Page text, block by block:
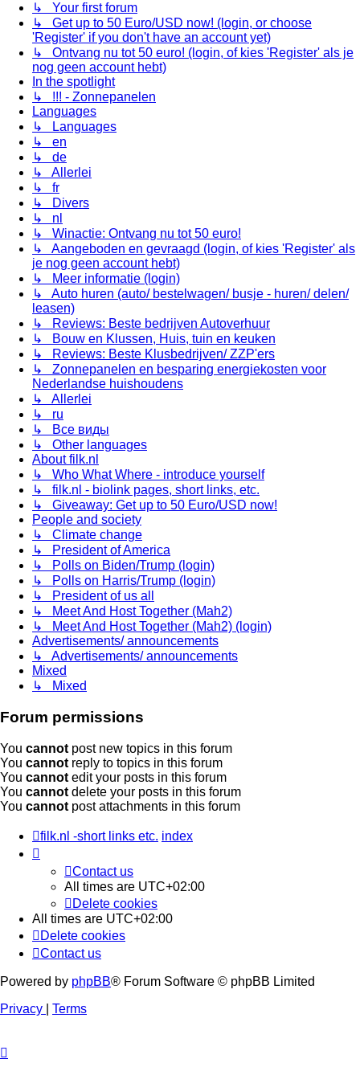
↳ Your first forum
↳ Get up to 50 Euro/USD now! (login, or choose
'Register' if you don't have an account yet)
↳ Ontvang nu tot 50 euro! (login, of kies 'Register' als je
nog geen account hebt)
In the spotlight
↳ !!! - Zonnepanelen
Languages
↳ Languages
↳ en
↳ de
↳ Allerlei
↳ fr
↳ Divers
↳ nl
↳ Winactie: Ontvang nu tot 50 euro!
↳ Aangeboden en gevraagd (login, of kies 'Register' als
je nog geen account hebt)
↳ Meer informatie (login)
↳ Auto huren (auto/ bestelwagen/ busje - huren/ delen/
leasen)
↳ Reviews: Beste bedrijven Autoverhuur
↳ Bouw en Klussen, Huis, tuin en keuken
↳ Reviews: Beste Klusbedrijven/ ZZP'ers
↳ Zonnepanelen en besparing energiekosten voor
Nederlandse huishoudens
↳ Allerlei
↳ ru
↳ Все виды
↳ Other languages
About filk.nl
↳ Who What Where - introduce yourself
↳ filk.nl - biolink pages, short links, etc.
↳ Giveaway: Get up to 50 Euro/USD now!
People and society
↳ Climate change
↳ President of America
↳ Polls on Biden/Trump (login)
↳ Polls on Harris/Trump (login)
↳ President of us all
↳ Meet And Host Together (Mah2)
↳ Meet And Host Together (Mah2) (login)
Advertisements/ announcements
↳ Advertisements/ announcements
Mixed
↳ Mixed
Forum permissions
You cannot post new topics in this forum
You cannot reply to topics in this forum
You cannot edit your posts in this forum
You cannot delete your posts in this forum
You cannot post attachments in this forum
filk.nl -short links etc. index
Contact us
All times are UTC+02:00
Delete cookies
All times are UTC+02:00
Delete cookies
Contact us
Powered by phpBB® Forum Software © phpBB Limited
Privacy
Terms